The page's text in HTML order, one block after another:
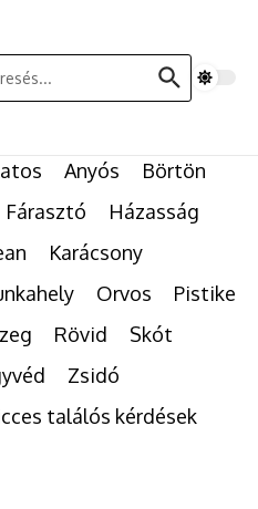
Anyós
Börtön
Fárasztó
Házasság
Karácsony
Orvos
Pistike
Rövid
Skót
Zsidó
találós kérdések